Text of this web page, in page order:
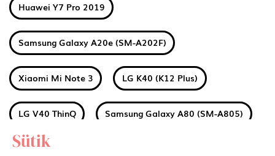
Huawei Y7 Pro 2019
Samsung Galaxy A20e (SM-A202F)
Xiaomi Mi Note 3 LG K40 (K12 Plus)
LG V40 ThinQ Samsung Galaxy A80 (SM-A805)
Huawei Honor 8S
Sütik